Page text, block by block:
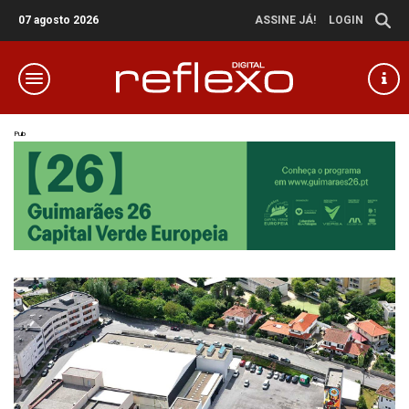
07 agosto 2026 ASSINE JÁ! LOGIN
Pub